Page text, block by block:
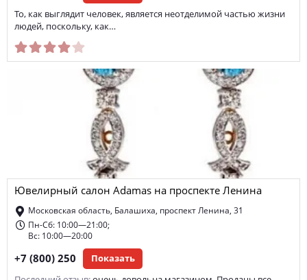
То, как выглядит человек, является неотделимой частью жизни
людей, поскольку, как…
Ювелирный салон Adamas на проспекте Ленина
Московская область, Балашиха, проспект Ленина, 31
Пн-Сб: 10:00—21:00;
Вс: 10:00—20:00
+7 (800) 250 Показать